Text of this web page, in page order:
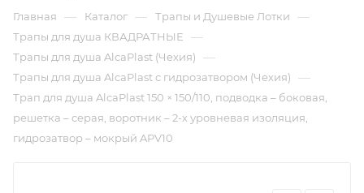
Главная — Каталог — Трапы и Душевые Лотки —
Трапы для душа КВАДРАТНЫЕ —
Трапы для душа AlcaPlast (Чехия) —
Трапы для душа AlcaPlast с гидрозатвором (Чехия) —
Трап для душа AlcaPlast 150 × 150/110, подводка – боковая,
решетка – серая, воротник – 2-х уровневая изоляция,
гидрозатвор – мокрый APV10